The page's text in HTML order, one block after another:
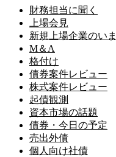
財務担当に聞く
上場会見
新規上場企業のいま
M＆A
格付け
債券案件レビュー
株式案件レビュー
起債観測
資本市場の話題
債券・今日の予定
売出外債
個人向け社債